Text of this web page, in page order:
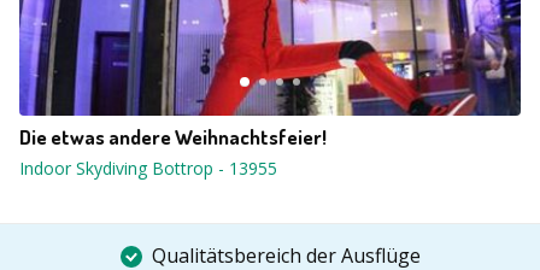
Die etwas andere Weihnachtsfeier!
Indoor Skydiving Bottrop - 13955
Qualitätsbereich der Ausflüge